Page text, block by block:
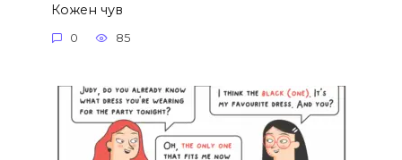
Кожен чув
0 85